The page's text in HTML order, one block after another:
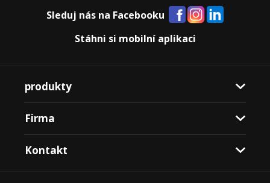
Sleduj nás na Facebooku
Stáhni si mobilní aplikaci
produkty
Firma
Kontakt